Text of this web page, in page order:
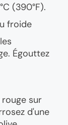
(390°F).
froide
Égouttez
sur
d'une